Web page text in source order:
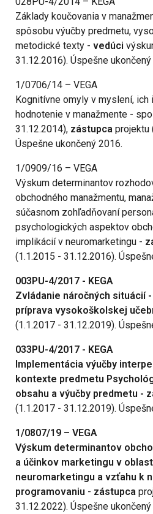
Základy koučovania v
spôsobu výučby predmetu,
metodické texty - vedúci
31.12.2016). Úspešne
1/0706/14 – VEGA
Kognitívne omyly v myslení, ich
hodnotenie v manažmente -
31.12.2014), zástupca projektu
Úspešne ukončený 2016.
1/0909/16 – VEGA
Výskum determinantov
obchodného manažmentu,
súčasnom zohľadňovaní
psychologických aspektov
implikácií v neuromarketingu -
(1.1.2015 - 31.12.2016).
003PU-4/2017 - KEGA
Zvládanie náročných situácií
príprava vysokoškolskej
(1.1.2017 - 31.12.2019).
033PU-4/2017 - KEGA
Implementácia výučby
kontexte predmetu
obsahu a výučby predmetu -
(1.1.2017 - 31.12.2019).
1/0807/19 – VEGA
Výskum determinantov
a účinkov marketingu v
neuromarketingu a vzťahu k
programovaniu - zástupca
31.12.2022). Úspešne